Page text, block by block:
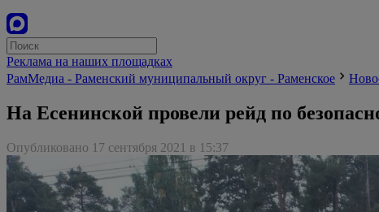
Реклама на наших площадках
РамМедиа - Раменский муниципальный округ - Раменское
На Есенинской провели рейд по
Опубликовано 17 сентября 2021 в 15:37